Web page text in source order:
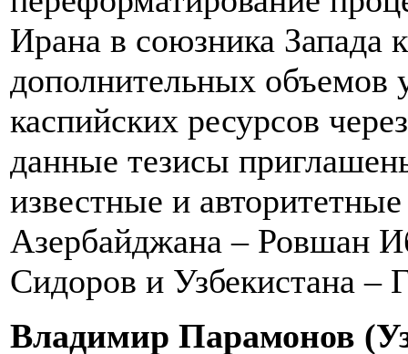
Ирана в союзника Запада
дополнительных объемов
каспийских ресурсов
данные тезисы
известные и
Азербайджана – Ровшан
Сидоров и Узбекистана
Владимир Парамонов